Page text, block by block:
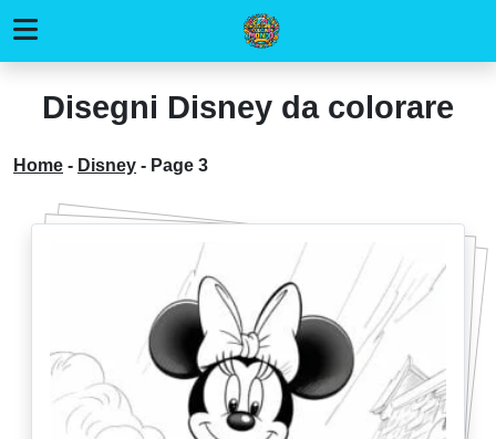
Disegni Disney da colorare
Home - Disney - Page 3